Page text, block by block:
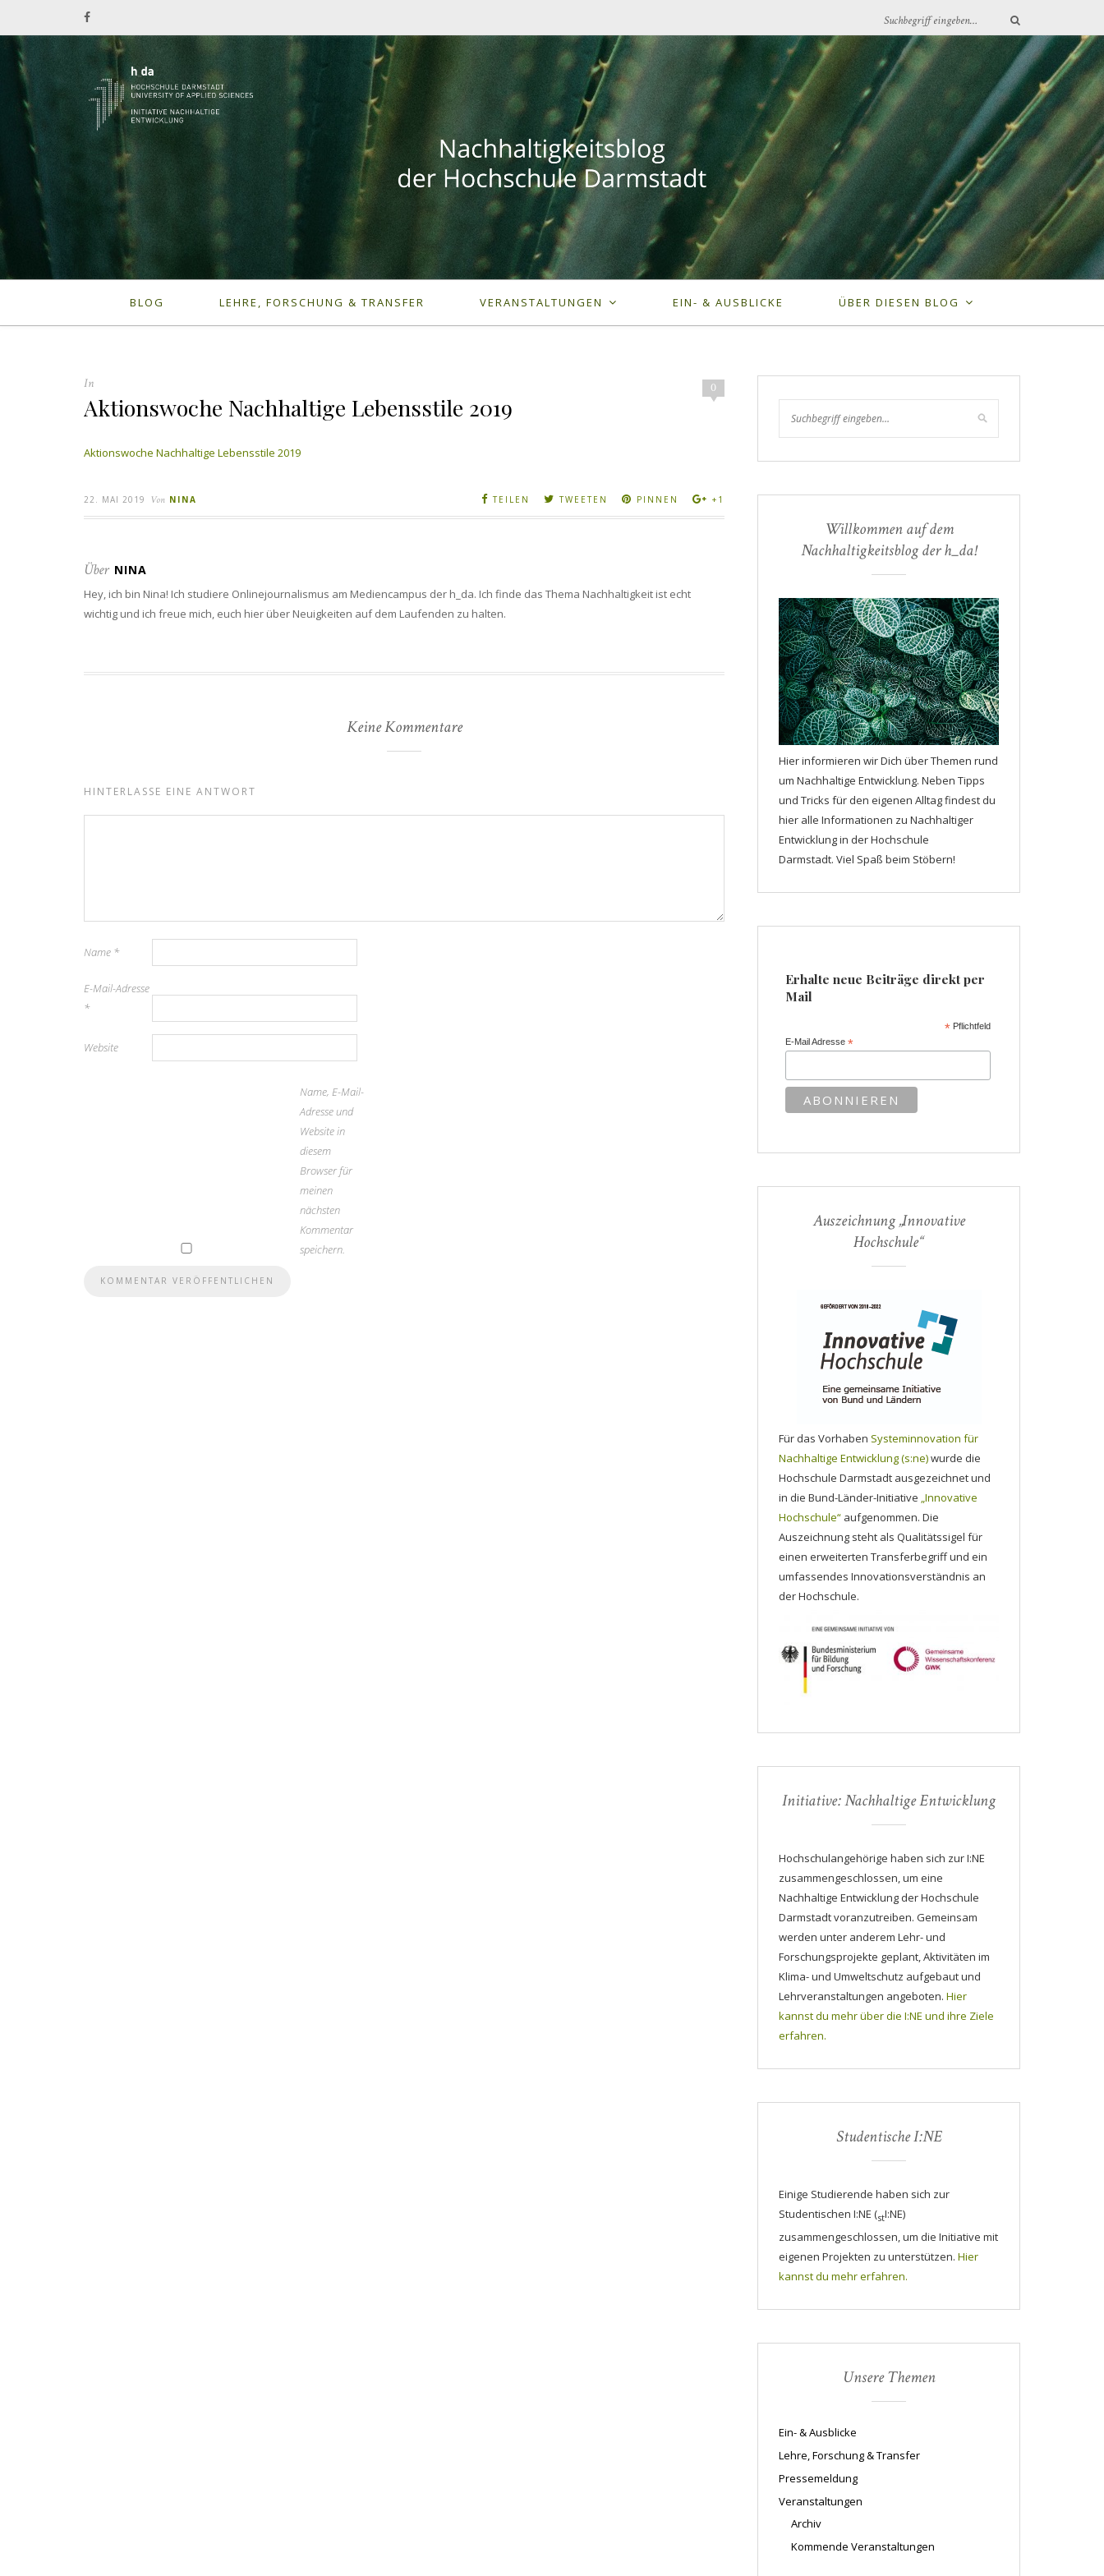
BLOG LEHRE, FORSCHUNG & TRANSFER VERANSTALTUNGEN EIN- & AUSBLICKE ÜBER DIESEN BLOG
0
In
Aktionswoche Nachhaltige Lebensstile 2019
Aktionswoche Nachhaltige Lebensstile 2019
22. MAI 2019 Von NINA TEILEN TWEETEN PINNEN +1
Über NINA
Hey, ich bin Nina! Ich studiere Onlinejournalismus am Mediencampus der h_da. Ich finde das Thema Nachhaltigkeit ist echt
wichtig und ich freue mich, euch hier über Neuigkeiten auf dem Laufenden zu halten.
Keine Kommentare
HINTERLASSE EINE ANTWORT
Name *
E-Mail-Adresse
*
Website
Name, E-Mail-
Adresse und
Website in
diesem
Browser für
meinen
nächsten
Kommentar
speichern.
Willkommen auf dem
Nachhaltigkeitsblog der h_da!
Hier informieren wir Dich über Themen rund
um Nachhaltige Entwicklung. Neben Tipps
und Tricks für den eigenen Alltag findest du
hier alle Informationen zu Nachhaltiger
Entwicklung in der Hochschule
Darmstadt. Viel Spaß beim Stöbern!
Erhalte neue Beiträge direkt per
Mail
*Pflichtfeld
E-Mail Adresse*
Auszeichnung „Innovative
Hochschule“
Für das Vorhaben Systeminnovation für
Nachhaltige Entwicklung (s:ne)wurde die
Hochschule Darmstadt ausgezeichnet und
in die Bund-Länder-Initiative „Innovative
Hochschule“ aufgenommen. Die
Auszeichnung steht als Qualitätssigel für
einen erweiterten Transferbegriff und ein
umfassendes Innovationsverständnis an
der Hochschule.
Initiative: Nachhaltige Entwicklung
Hochschulangehörige haben sich zur I:NE
zusammengeschlossen, um eine
Nachhaltige Entwicklung der Hochschule
Darmstadt voranzutreiben. Gemeinsam
werden unter anderem Lehr- und
Forschungsprojekte geplant, Aktivitäten im
Klima- und Umweltschutz aufgebaut und
Lehrveranstaltungen angeboten. Hier
kannst du mehr über die I:NE und ihre Ziele
erfahren.
Studentische I:NE
Einige Studierende haben sich zur
Studentischen I:NE (stI:NE)
zusammengeschlossen, um die Initiative mit
eigenen Projekten zu unterstützen. Hier
kannst du mehr erfahren.
Unsere Themen
Ein- & Ausblicke
Lehre, Forschung & Transfer
Pressemeldung
Veranstaltungen
Archiv
Kommende Veranstaltungen